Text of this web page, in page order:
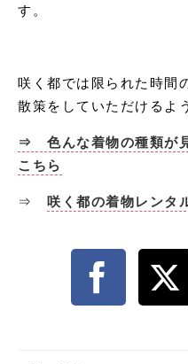
す。
咲く都では限られた時間
散策をしていただけるよ
⇒ 色んな着物の種類が
こちら
⇒ 咲く都の着物レンタ